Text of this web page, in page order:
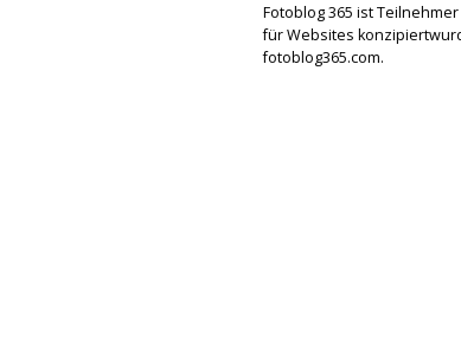
Fotoblog 365 ist
für Websites
fotoblog365.com.